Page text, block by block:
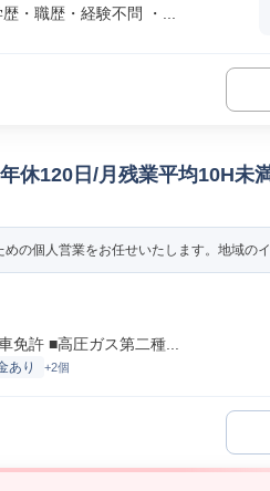
・職歴・経験不問 ・...
休120日/月残業平均10H未
の個人営業をお任せいたします。地域の
免許 ■高圧ガス第二種...
あり +2個